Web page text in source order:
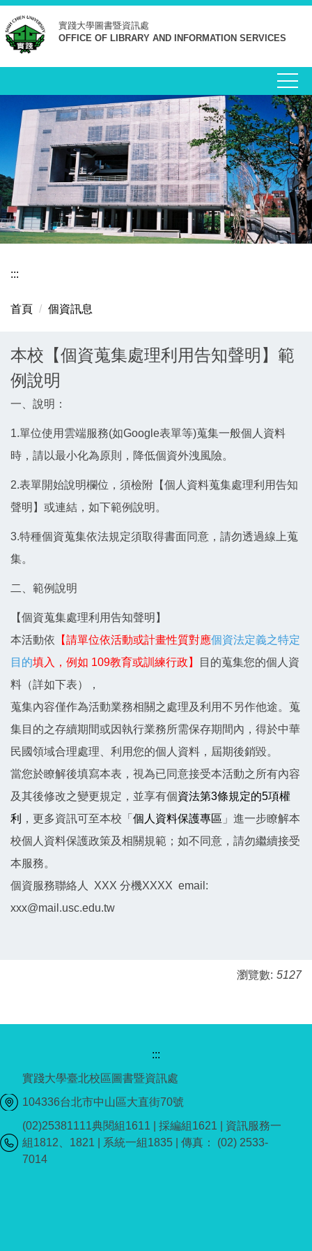
跳
到
主
要
實踐大學圖書暨資訊處
OFFICE OF LIBRARY AND INFORMATION SERVICES
:::
首頁 個資訊息
本校【個資蒐集處理利用告知聲明】範
例說明
一、說明：
1.單位使用雲端服務(如Google表單等)蒐集一般個人資料
時，請以最小化為原則，降低個資外洩風險。
2.表單開始說明欄位，須檢附【個人資料蒐集處理利用告知
聲明】或連結，如下範例說明。
3.特種個資蒐集依法規定須取得書面同意，請勿透過線上蒐
集。
二、範例說明
【個資蒐集處理利用告知聲明】
本活動依 【請單位依活動或計畫性質對應個資法定義之特定
目的填入，例如 109教育或訓練行政】
目的蒐集您的個人資
料（詳如下表），
蒐集內容僅作為活動業務相關之處理及利用不另作他途。蒐
集目的之存續期間或因執行業務所需保存期間內，得於中華
民國領域合理處理、利用您的個人資料，屆期後銷毀。
當您於瞭解後填寫本表，視為已同意接受本活動之所有內容
及其後修改之變更規定，並享有個 資法第3條規定的5項權
利
，更多資訊可至本校「 個人資料保護專區 」進一步瞭解本
校個人資料保護政策及相關規範；如不同意，請勿繼續接受
本服務。
個資服務聯絡人 XXX 分機XXXX email:
xxx@mail.usc.edu.tw
瀏覽數: 5127
:::
實踐大學臺北校區圖書暨資訊處
104336台北市中山區大直街70號
(02)25381111典閱組1611 | 採編組1621 | 資訊服務一
組1812、1821 | 系統一組1835 | 傳真： (02) 2533-
7014